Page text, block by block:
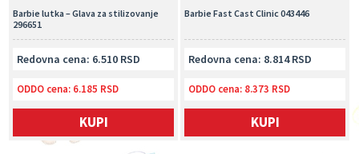
Barbie Fast Cast Clinic 043446
Redovna cena: 8.814 RSD
ODDO cena: 8.373 RSD
KUPI
Barbie lutka – Glava za stilizovanje
296651
Redovna cena: 6.510 RSD
ODDO cena: 6.185 RSD
KUPI